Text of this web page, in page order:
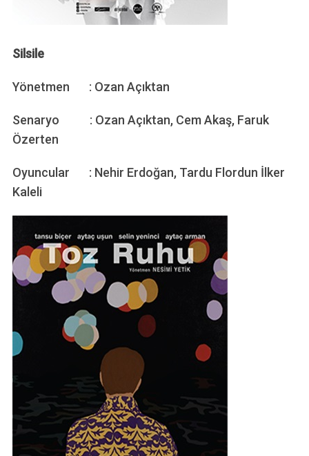
Silsile
Yönetmen : Ozan Açıktan
Senaryo : Ozan Açıktan, Cem Akaş, Faruk
Özerten
Oyuncular : Nehir Erdoğan, Tardu Flordun İlker
Kaleli